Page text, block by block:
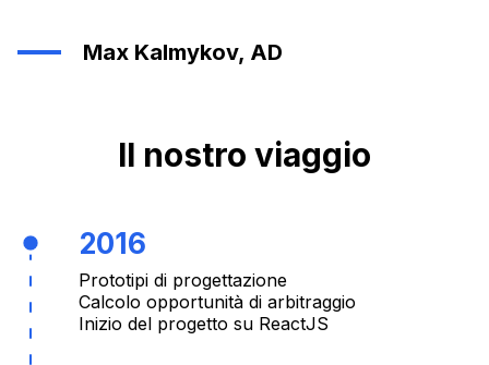
Max Kalmykov, AD
Il nostro viaggio
2016
Prototipi di progettazione
Calcolo opportunità di arbitraggio
Inizio del progetto su ReactJS